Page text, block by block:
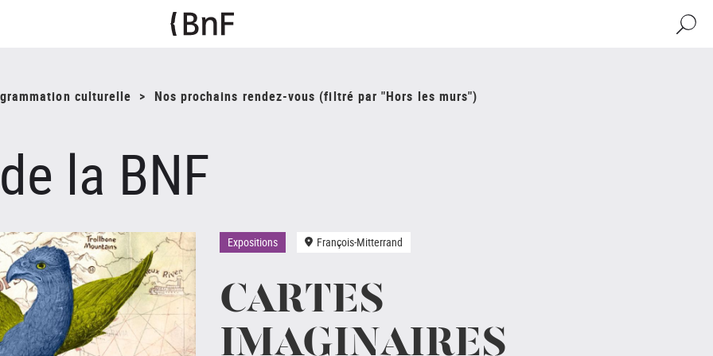
culturelle Nos prochains rendez-vous (filtré par "Hors les murs")
la BNF
Expositions François-Mitterrand
CARTES
IMAGINAIRES